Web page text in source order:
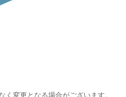
変更となる場合がございます。